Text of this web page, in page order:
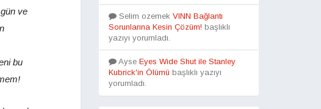
ve
bu
Selim ozemek VINN Bağlantı
Sorunlarına Kesin Çözüm! başlıklı
yazıyı yorumladı.
Ayse Eyes Wide Shut ile Stanley
Kubrick'in Ölümü başlıklı yazıyı
yorumladı.